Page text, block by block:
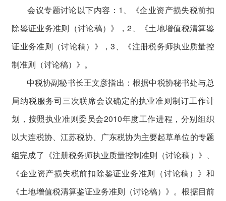
会议专题讨论以下内容：1、《企业资产损失税前扣
除鉴证业务准则（讨论稿）》，2、《土地增值税清算鉴
证业务准则（讨论稿）》，3、《注册税务师执业质量控
制准则（讨论稿）》。
中税协副秘书长王文彦指出：根据中税协秘书处与总
局纳税服务司三次联席会议确定的执业准则制订工作计
划，按照执业准则委员会2010年度工作进程，分别组织
以大连税协、江苏税协、广东税协为主要起草单位的专题
组完成了《注册税务师执业质量控制准则（讨论稿）》、
《企业资产损失税前扣除鉴证业务准则（讨论稿）》和
《土地增值税清算鉴证业务准则（讨论稿）》。根据目前